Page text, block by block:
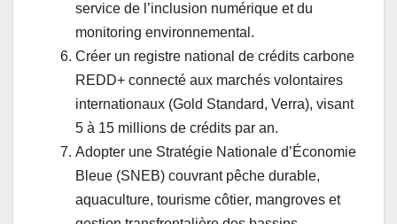
service de l’inclusion numérique et du
monitoring environnemental.
Créer un registre national de crédits carbone
REDD+ connecté aux marchés volontaires
internationaux (Gold Standard, Verra), visant
5 à 15 millions de crédits par an.
Adopter une Stratégie Nationale d’Économie
Bleue (SNEB) couvrant pêche durable,
aquaculture, tourisme côtier, mangroves et